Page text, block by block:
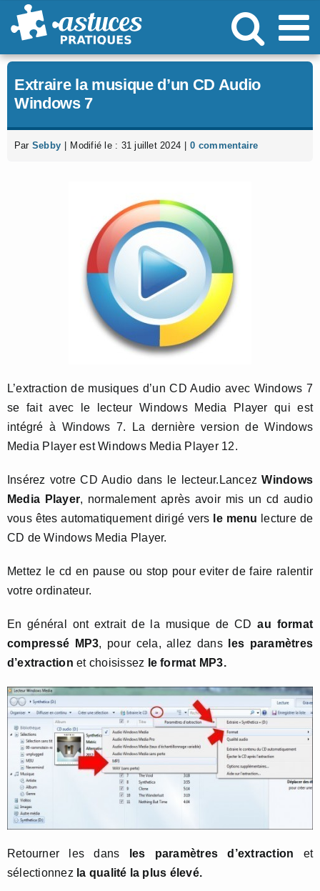
Passer
au
Extraire la musique d’un CD Audio
Windows 7
Par Sebby Modifié le : 31 juillet 2024 0 commentaire
L’extraction de musiques d’un CD Audio avec Windows 7
se fait avec le lecteur Windows Media Player qui est
intégré à Windows 7. La dernière version de Windows
Media Player est Windows Media Player 12.
Insérez votre CD Audio dans le lecteur.LancezWindows
Media Player, normalement après avoir mis un cd audio
vous êtes automatiquement dirigé vers le menu lecture de
CD de Windows Media Player.
Mettez le cd en pause ou stop pour eviter de faire ralentir
votre ordinateur.
En général ont extrait de la musique de CDau format
compressé MP3, pour cela, allez dans
les paramètres
d’extraction et choisissez le format MP3.
Retourner les dans les paramètres d’extraction et
sélectionnez la qualité la plus élevé.